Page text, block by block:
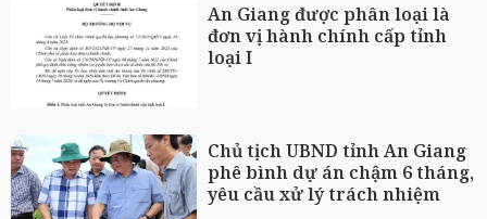
An Giang được phân loại là
đơn vị hành chính cấp tỉnh
loại I
Chủ tịch UBND tỉnh An Giang
phê bình dự án chậm 6 tháng,
yêu cầu xử lý trách nhiệm